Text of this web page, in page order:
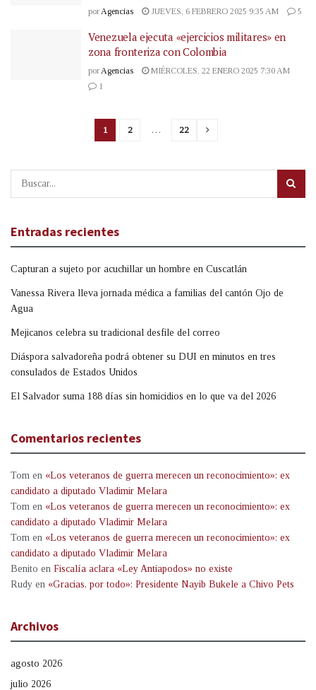
por Agencias JUEVES, 6 FEBRERO 2025 9:35 AM 5
Venezuela ejecuta «ejercicios militares» en
zona fronteriza con Colombia
por Agencias
MIÉRCOLES, 22 ENERO 2025 7:30 AM
1
1 2 … 22
Entradas recientes
Capturan a sujeto por acuchillar un hombre en Cuscatlán
Vanessa Rivera lleva jornada médica a familias del cantón Ojo de
Agua
Mejicanos celebra su tradicional desfile del correo
Diáspora salvadoreña podrá obtener su DUI en minutos en tres
consulados de Estados Unidos
El Salvador suma 188 días sin homicidios en lo que va del 2026
Comentarios recientes
Tom en «Los veteranos de guerra merecen un reconocimiento»: ex
candidato a diputado Vladimir Melara
Tom en «Los veteranos de guerra merecen un reconocimiento»: ex
candidato a diputado Vladimir Melara
Tom en «Los veteranos de guerra merecen un reconocimiento»: ex
candidato a diputado Vladimir Melara
Benito en Fiscalía aclara «Ley Antiapodos» no existe
Rudy en «Gracias, por todo»: Presidente Nayib Bukele a Chivo Pets
Archivos
agosto 2026
julio 2026